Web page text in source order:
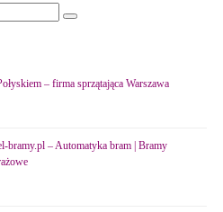
– firma sprzątająca Warszawa
bramy.pl – Automatyka bram | Bramy